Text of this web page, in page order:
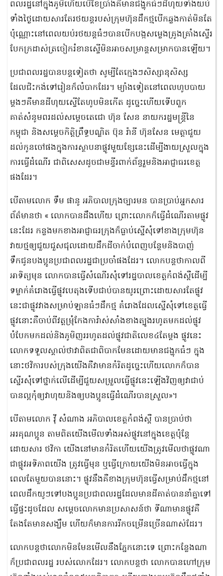
ពលរដ្ឋនៅក្នុងភូមិហើយបើខែប្រាំងគឺមានជង្ហុកធំៗដីហុយទាំងយប់
ទាំងថ្ងៃដោយសារតែរថយន្តរបស់ក្រុមហ៊ុនដឹកថ្មបើកឆ្លងកាត់មិនតែ
ប៉ុណ្ណោះនៅពេលយប់រថយន្តធំៗបានបើកបង្កសម្លេងគ្រូងគ្រាំងស្ទើរ
បែកក្រដាស់ត្រចៀករំខានស្ទើមិនអាចសម្រាន្តសម្រាកបានឡើយ។
ប្រជាពលរដ្ឋបានបន្តទៀតថា សូម្បីតែក្មេងៗសិស្សានុសិស្ស
ដែលជិះកង់ទៅរៀនក៏លំបាកដែរ។ ម្យ៉ាងទៀតនៅពេលហូបបាយ
ម្តងៗគឺមានដីហុយស្ទើតែហូបមិនកើត ដូច្នេះហើយទើបពួក
គាត់សំនូមពរដល់សម្តេចតេជោ ហ៊ុន សែន នាយករដ្ឋមន្ត្រីនៃ
កម្ពុជា និងសម្ដេចកិត្តិព្រឹទ្ធបណ្ឌិត ប៊ុន រ៉ានី ហ៊ុនសែន មេត្តាជួយ
ដល់កូនចៅផងក្នុងការស្ថាបនាផ្លូវមួយខ្សែនេះដើម្បីងាយស្រួលក្នុង
ការធ្វើដំណើរ ជាពិសេសដូចជាមន្ទីរពាក់ព័ន្ធរួមនិងអាជ្ញាធរខេត្ត
ផងដែរ។
បើតាមលោក ទឹម ផានូ អភិបាលក្រុងច្បារមន បានប្រាប់អ្នកសារ
ព័ត៌មានថា « លោកបានដឹងហើយ ព្រោះលោកក៏ធ្វើដំណើរតាមផ្លូវ
នេះដែរ កន្លងមកខាងអាជ្ញាធរក្រុងក៏ធ្លាប់ស្នើសុំទៅខាងក្រុមហ៊ុន
វាយថ្មឲ្យជួយជួសជុលដោយដឹកដីចាក់បំពេញបន្ថែមនិងបាញ់
ទឹកជូនបងប្អូនប្រជាពលរដ្ឋជាប្រចាំផងដែរ។ លោកបន្តថាកាលពី
អាទិត្យមុន លោកបានធ្វើសំណើរសុំទៅរដ្ឋបាលខេត្តកំពង់ស្ពឺដើម្បី
ទម្លាក់គំរោងធ្វើផ្លូវបេតុងទើបជាប់បានយូរព្រោះដោយសារតែផ្លូវ
នេះជាផ្លូវវាងសម្រាប់ឡានធំៗដឹកថ្ម គំរោងដែលស្នើសុំទៅខេត្តធ្វើ
ផ្លូវនោះគឺចាប់ពីវត្តម្រុំកែងការ៉ាស់សាំងខាងត្បូងរហូតមកដល់ផ្លូវ
បំបែកមកដល់និងភូមិញររហូតដល់ផ្លូវជាតិលេខ៤តែម្តង ផ្លូវនេះ
លោកទទួលស្គាល់ថាវាពិតជាពិបាកមែនដោយមានជង្ហុកធំៗ ក្នុង
នោះថវិការបស់ក្រុងយើងគឺវាមានកំរិតដូច្នេះហើយលោកក៏បាន
ស្នើរសុំទៅថ្នាក់លើដើម្បីជួយសម្រួលធ្វើផ្លូវនេះឡើងវិញឲ្យវាជាប់
បានល្អកុំឲ្យវាហុយនិងឲ្យបងប្អូនធ្វើដំណើរបានស្រួល»។
បើតាមលោក វ៉ី សំណាង អភិបាលខេត្តកំពង់ស្ពឺ បានប្រាប់ថា
អរគុណប្អូន តាមពិតយើងមើលទាំងអស់ផ្លូវនៅក្នុងខេត្តប៉ុន្តែ
ដោយសារ ថវិកា យើងនៅមានកំរិតហើយយើងត្រូវមើលថាផ្លូវណា
ជាផ្លូវអទិភាពយើង ត្រូវធ្វើមុន ឬធ្វើក្រោយយើងមិនអាចធ្វើក្នុង
ពេលតែមួយបាននោះ។ ផ្លូវនឹងគឺខាងក្រុមហ៊ុនធ្វើសម្រាប់ដឹកថ្មនៅ
ពេលដឹកយូៗទៅបងប្អូនប្រជាពលរដ្ឋដែលមានដីគាត់បាននាំគ្នាទៅ
ធ្វើផ្ទះដូចដែល សម្តេចលោកមានប្រសាសន៍ថា ទីណាមានផ្លូវគឺ
តែងតែមានសង្ឃឹម ហើយក៏មានការរីកចម្រើនច្រើនណាស់ដែរ។
លោកបន្តថាលោកមិនមែនមើលនឹងភ្នែកនោះទេ ព្រោះកន្លែងណា
ក៏ប្រជាពលរដ្ឋ របស់លោកដែរ។ លោកបន្តថា លោកបានហៅក្រុម